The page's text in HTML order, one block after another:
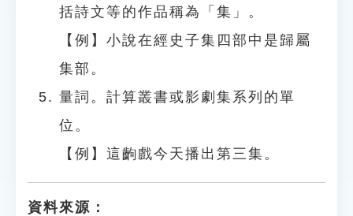
括詩文等的作品稱為「集」。
【例】小說在經史子集四部中是歸屬
集部。
量詞。計算叢書或影劇集系列的單
位。
【例】這齣戲今天播出第三集。
資料來源：